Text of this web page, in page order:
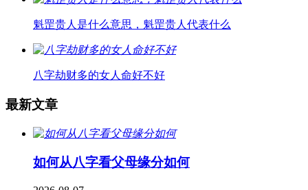
魁罡贵人是什么意思，魁罡贵人代表什么
八字劫财多的女人命好不好
最新文章
如何从八字看父母缘分如何